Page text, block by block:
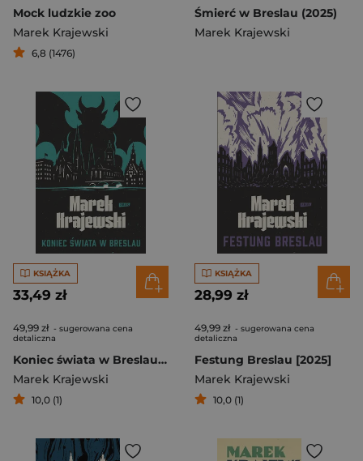
Mock ludzkie zoo
Marek Krajewski
6,8 (1476)
Śmierć w Breslau (2025)
Marek Krajewski
KSIĄŻKA
33,49 zł
49,99 zł - sugerowana cena
detaliczna
Koniec świata w Breslau (2026)
Marek Krajewski
10,0 (1)
KSIĄŻKA
28,99 zł
49,99 zł - sugerowana cena
detaliczna
Festung Breslau [2025]
Marek Krajewski
10,0 (1)